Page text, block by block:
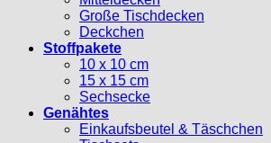
Große Tischdecken
Deckchen
Stoffpakete
10 x 10 cm
15 x 15 cm
Sechsecke
Genähtes
Einkaufsbeutel & Täschchen